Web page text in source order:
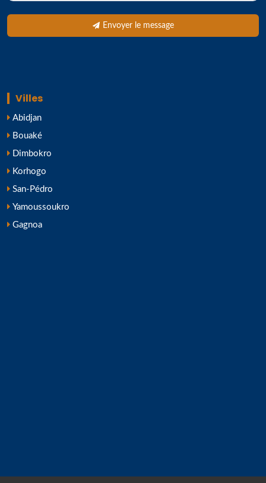
Envoyer le message
Villes
Abidjan
Bouaké
Dimbokro
Korhogo
San-Pédro
Yamoussoukro
Gagnoa